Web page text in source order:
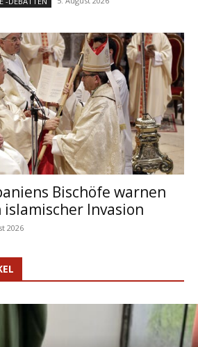
Bischöfe warnen
islamischer Invasion
2026